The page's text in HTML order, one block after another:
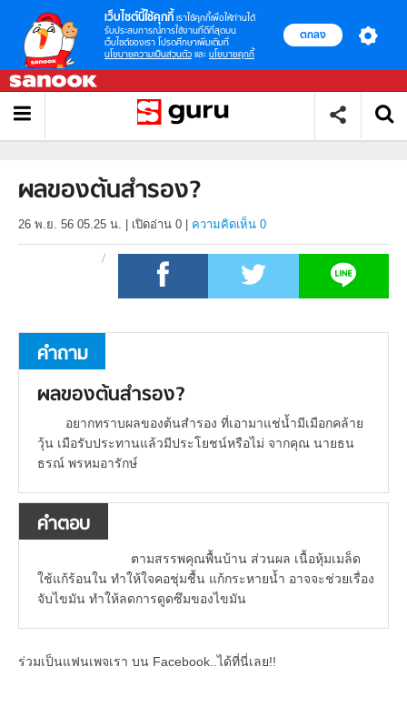
เว็บไซต์นี้ใช้คุกกี้ เราใช้คุกกี้เพื่อให้ท่านได้
รับประสบการณ์การใช้งานที่ดีที่สุดบน
เว็บไซต์ของเรา โปรดศึกษาเพิ่มเติมที่
นโยบายความเป็นส่วนตัว และ นโยบายคุกกี้
ตกลง
ผลของต้นสำรอง?
26 พ.ย. 56 05.25 น. เปิดอ่าน 0 ความคิดเห็น 0
คำถาม
ผลของต้นสำรอง?
อยากทราบผลของต้นสำรอง ที่เอามาแช่น้ำมีเมือกคล้าย
วุ้น เมือรับประทานแล้วมีประโยชน์หรือไม่ จากคุณ นายธน
ธรณ์ พรหมอารักษ์
คำตอบ
ตามสรรพคุณพื้นบ้าน ส่วนผล เนื้อหุ้มเมล็ด
ใช้แก้ร้อนใน ทำให้ใจคอชุ่มชื้น แก้กระหายน้ำ อาจจะช่วยเรื่อง
จับไขมัน ทำให้ลดการดูดซึมของไขมัน
ร่วมเป็นแฟนเพจเรา บน Facebook..ได้ที่นี่เลย!!